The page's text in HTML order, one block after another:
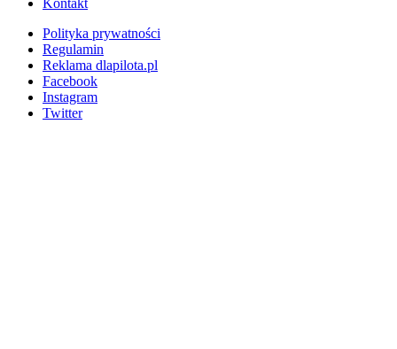
Polityka prywatności
Regulamin
Reklama dlapilota.pl
Facebook
Instagram
Twitter